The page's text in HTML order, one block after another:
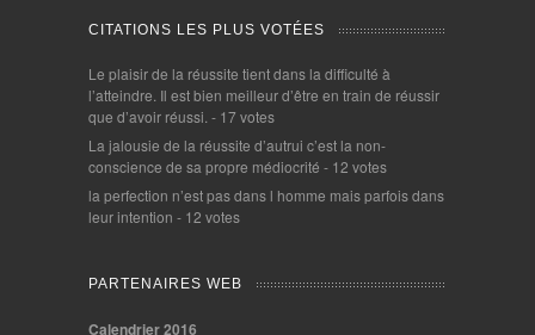
CITATIONS LES PLUS VOTÉES
Le plaisir de la réussite tient dans la difficulté à
l’atteindre. Il est bien meilleur d’être en train de réussir
que d’avoir réussi. - 17 votes
La jalousie de la réussite d’autrui c’est la non-
conscience de sa propre médiocrité - 12 votes
la perfection n’est pas dans l homme mais parfois dans
leur intention - 12 votes
PARTENAIRES WEB
Calendrier 2016